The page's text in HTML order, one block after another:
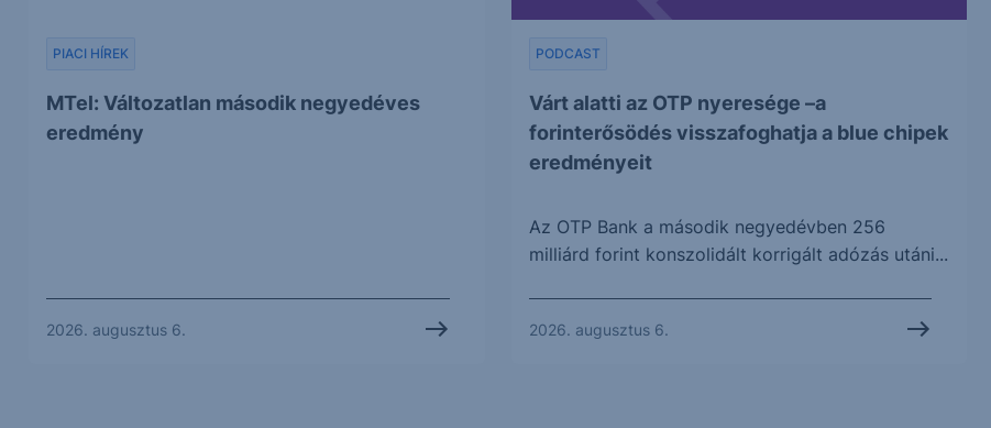
MTel: Változatlan második negyedéves
eredmény
PIACI HÍREK
2026. augusztus 6.
Várt alatti az OTP nyeresége –a
forinterősödés visszafoghatja a blue chipek
eredményeit
PODCAST
Az OTP Bank a második negyedévben 256
milliárd forint konszolidált korrigált adózás utáni...
2026. augusztus 6.